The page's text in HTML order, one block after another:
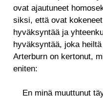
ovat ajautuneet
siksi, että ovat
hyväksyntää ja
hyväksyntää, joka
Arterburn on kertonut,
eniten:
En minä muuttunut